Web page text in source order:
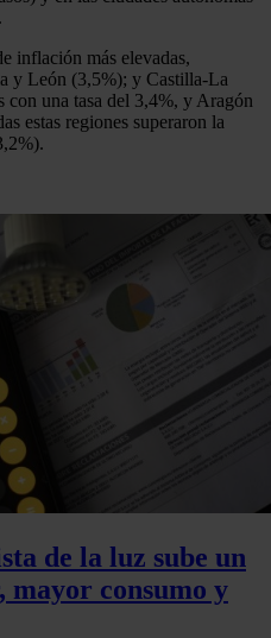
inflación más elevadas,
y León (3,5%); y Castilla-La
una tasa del 3,4%, y Aragón
estas regiones superaron la
de la luz sube un
mayor consumo y